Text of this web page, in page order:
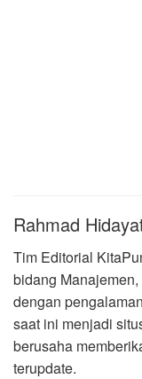
Rahmad
Tim Editorial
bidang
dengan
saat ini menjadi
berusaha
terupdate.